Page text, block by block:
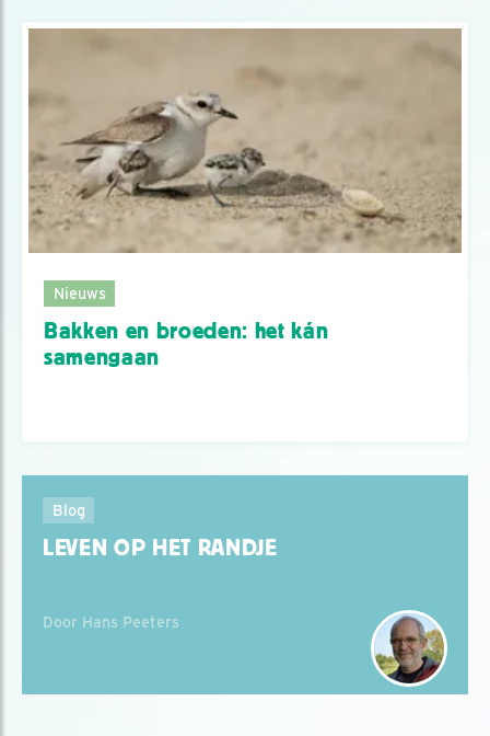
Nieuws
Bakken en broeden: het kán
samengaan
Blog
LEVEN OP HET RANDJE
Door Hans Peeters